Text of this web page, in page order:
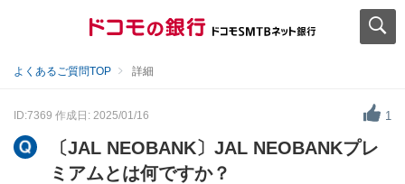
よくあるご質問TOP 詳細
ID:7369 作成日: 2025/01/16 1
〔JAL NEOBANK〕JAL NEOBANKプレ
ミアムとは何ですか？